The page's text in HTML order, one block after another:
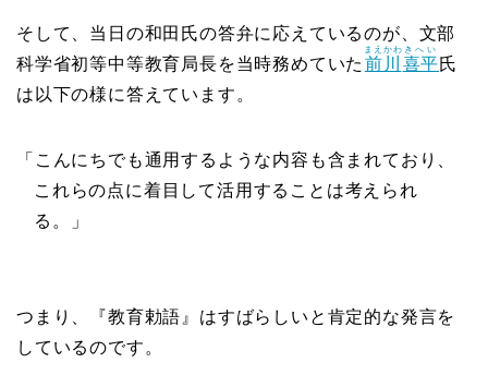
そして、当日の和田氏の答弁に応えているのが、文部
科学省初等中等教育局長を当時務めていた 前川
まえかわ
喜平
きへい
氏
は以下の様に答えています。
「こんにちでも通用するような内容も含まれており、
これらの点に着目して活用することは考えられ
る。」
つまり、『教育勅語』はすばらしいと肯定的な発言を
しているのです。